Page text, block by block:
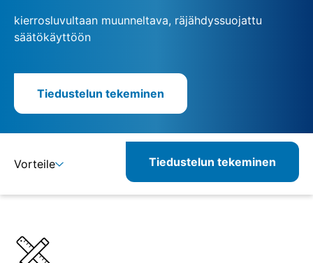
kierrosluvultaan muunneltava, räjähdyssuojattu
säätökäyttöön
Tiedustelun tekeminen
Vorteile Tiedustelun tekeminen